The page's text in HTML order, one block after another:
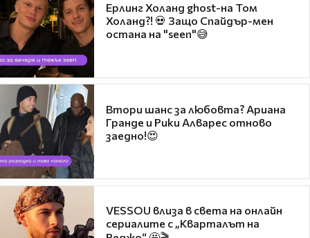
Ерлинг Холанд ghost-на Том
Холанд?! 💀 Защо Спайдър-мен
остана на "seen"😅
Втори шанс за любовта? Ариана
Гранде и Рики Алварес отново
заедно!😍
VESSOU влиза в света на онлайн
сериалите с „Кварталът на